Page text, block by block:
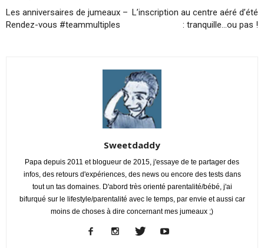
Les anniversaires de jumeaux –
Rendez-vous #teammultiples
L’inscription au centre aéré d’été
: tranquille…ou pas !
Sweetdaddy
Papa depuis 2011 et blogueur de 2015, j'essaye de te partager des
infos, des retours d'expériences, des news ou encore des tests dans
tout un tas domaines. D'abord très orienté parentalité/bébé, j'ai
bifurqué sur le lifestyle/parentalité avec le temps, par envie et aussi car
moins de choses à dire concernant mes jumeaux ;)